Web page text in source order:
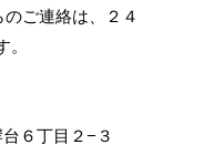
ご連絡は、２４
６丁目２−３